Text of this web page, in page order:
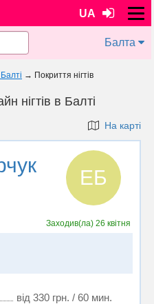
UA
Балта
→ Покриття нігтів
нігтів в Балті
На карті
ЕБ
Заходив(ла)26 квітня
від 330 грн. / 60 мин.